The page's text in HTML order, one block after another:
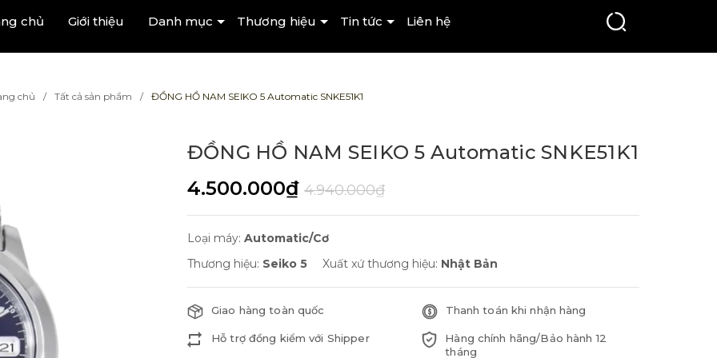
chủ Giới thiệu Danh mục Thương hiệu Tin tức Liên hệ
chủ Tất cả sản phẩm ĐỒNG HỒ NAM SEIKO 5 Automatic SNKE51K1
ĐỒNG HỒ NAM SEIKO 5 Automatic SNKE51K1
4.500.000₫ 4.940.000₫
Loại máy: Automatic/Cơ
Thương hiệu: Seiko 5 Xuất xứ thương hiệu: Nhật Bản
Giao hàng toàn quốc Thanh toán khi nhận hàng
Hỗ trợ đồng kiểm với Shipper
Hàng chính hãng/Bảo hành 12
tháng